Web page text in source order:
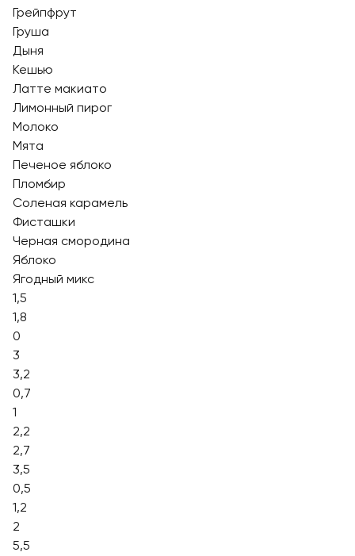
Грейпфрут
Груша
Дыня
Кешью
Латте макиато
Лимонный пирог
Молоко
Мята
Печеное яблоко
Пломбир
Соленая карамель
Фисташки
Черная смородина
Яблоко
Ягодный микс
1,5
1,8
0
3
3,2
0,7
1
2,2
2,7
3,5
0,5
1,2
2
5,5